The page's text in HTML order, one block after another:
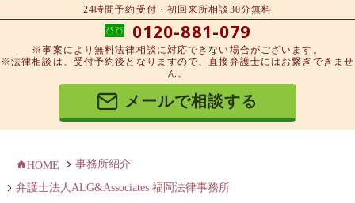
24時間予約受付・初回来所相談30分無料
0120-881-079
※事案により無料法律相談に対応できない場合がございます。
※法律相談は、受付予約後となりますので、直接弁護士にはお繋ぎできませ
ん。
メールで相談する
HOME
事務所紹介
弁護士法人ALG&Associates 福岡法律事務所